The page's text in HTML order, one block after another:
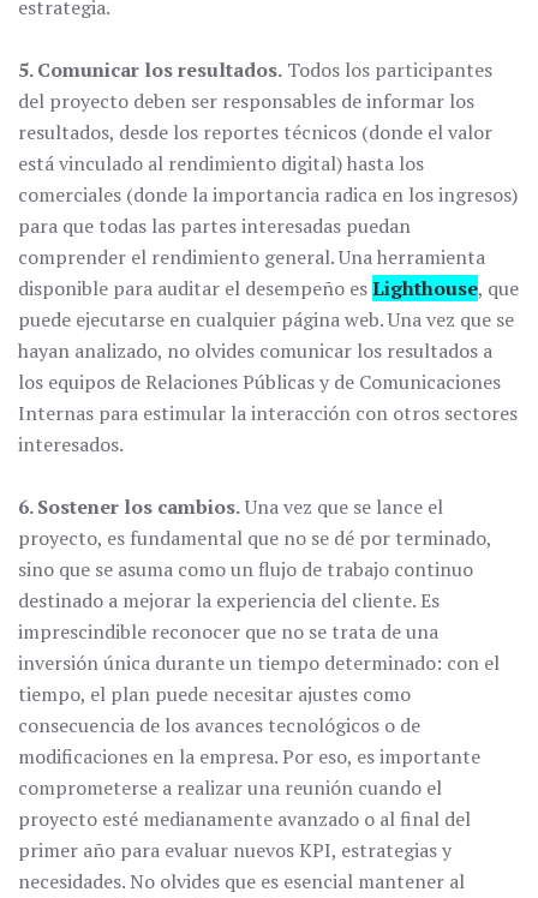
estrategia.
5. Comunicar los resultados. Todos los participantes
del proyecto deben ser responsables de informar los
resultados, desde los reportes técnicos (donde el valor
está vinculado al rendimiento digital) hasta los
comerciales (donde la importancia radica en los ingresos)
para que todas las partes interesadas puedan
comprender el rendimiento general. Una herramienta
disponible para auditar el desempeño esLighthouse, que
puede ejecutarse en cualquier página web. Una vez que se
hayan analizado, no olvides comunicar los resultados a
los equipos de Relaciones Públicas y de Comunicaciones
Internas para estimular la interacción con otros sectores
interesados.
6. Sostener los cambios.Una vez que se lance el
proyecto, es fundamental que no se dé por terminado,
sino que se asuma como un flujo de trabajo continuo
destinado a mejorar la experiencia del cliente. Es
imprescindible reconocer que no se trata de una
inversión única durante un tiempo determinado: con el
tiempo, el plan puede necesitar ajustes como
consecuencia de los avances tecnológicos o de
modificaciones en la empresa. Por eso, es importante
comprometerse a realizar una reunión cuando el
proyecto esté medianamente avanzado o al final del
primer año para evaluar nuevos KPI, estrategias y
necesidades. No olvides que es esencial mantener al